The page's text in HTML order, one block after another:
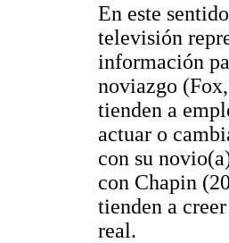
En este
televisión
información
noviazgo
tienden a
actuar o
con su
con Chapin
tienden a
real.